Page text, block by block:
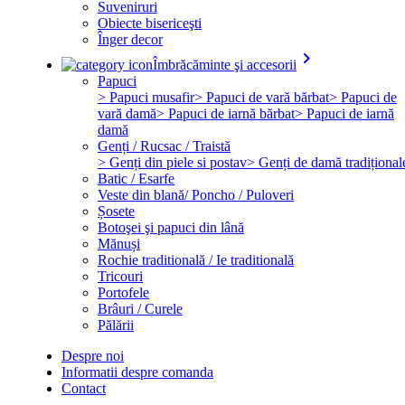
Suveniruri
Obiecte bisericeşti
Înger decor
Îmbrăcăminte şi accesorii keyboard_arrow_right
Papuci
> Papuci musafir> Papuci de vară bărbat> Papuci de
vară damă> Papuci de iarnă bărbat> Papuci de iarnă
damă
Genți / Rucsac / Traistă
> Genți din piele si postav> Genți de damă
Batic / Esarfe
Veste din blană/ Poncho / Puloveri
Șosete
Botoşei şi papuci din lână
Mănuși
Rochie traditională / Ie traditională
Tricouri
Portofele
Brâuri / Curele
Pălării
Despre noi
Informatii despre comanda
Contact